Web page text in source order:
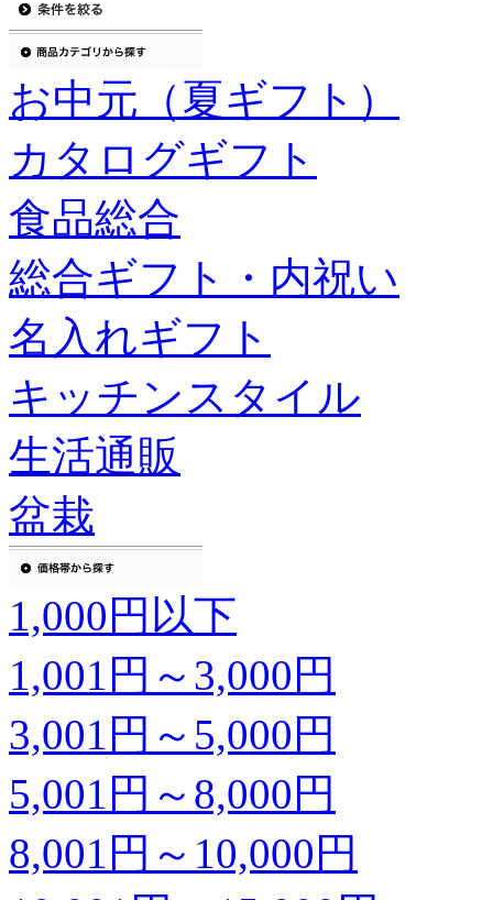
お中元（夏ギフト）
カタログギフト
食品総合
総合ギフト・内祝い
名入れギフト
キッチンスタイル
生活通販
盆栽
1,000円以下
1,001円～3,000円
3,001円～5,000円
5,001円～8,000円
8,001円～10,000円